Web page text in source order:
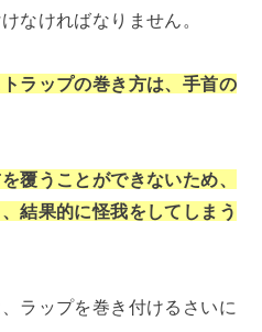
なければなりません。
ラップの巻き方は、手首の
覆うことができないため、
結果的に怪我をしてしまう
ラップを巻き付けるさいに